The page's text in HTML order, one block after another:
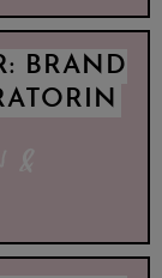
BRAND